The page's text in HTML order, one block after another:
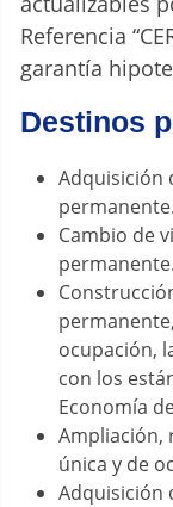
Referencia
garantía
Destinos
Adquisición
permanente.
Cambio de
permanente.
ocupación,
con los
Economía
Ampliación,
única y de
Adquisición